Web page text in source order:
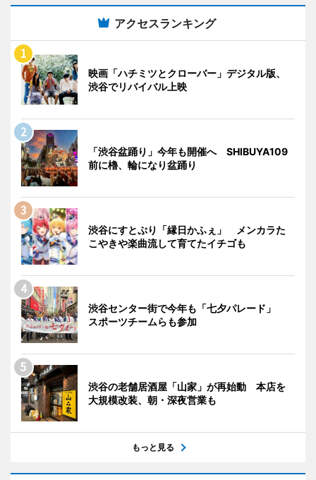
アクセスランキング
映画「ハチミツとクローバー」デジタル版、
渋谷でリバイバル上映
「渋谷盆踊り」今年も開催へ SHIBUYA109
前に櫓、輪になり盆踊り
渋谷にすとぷり「縁日かふぇ」 メンカラた
こやきや楽曲流して育てたイチゴも
渋谷センター街で今年も「七夕パレード」
スポーツチームらも参加
渋谷の老舗居酒屋「山家」が再始動 本店を
大規模改装、朝・深夜営業も
もっと見る